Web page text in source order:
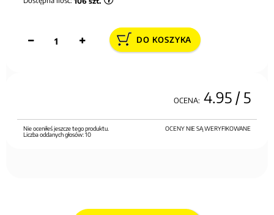
DO KOSZYKA
OCENA: 4.95 / 5
OCENY NIE SĄ WERYFIKOWANE
Nie oceniłeś jeszcze tego produktu.
Liczba oddanych głosów:10